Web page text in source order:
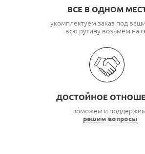
ВСЕ В ОДНОМ
укомплектуем заказ под
всю рутину возьмем на
ДОСТОЙНОЕ
поможем и
решим вопросы